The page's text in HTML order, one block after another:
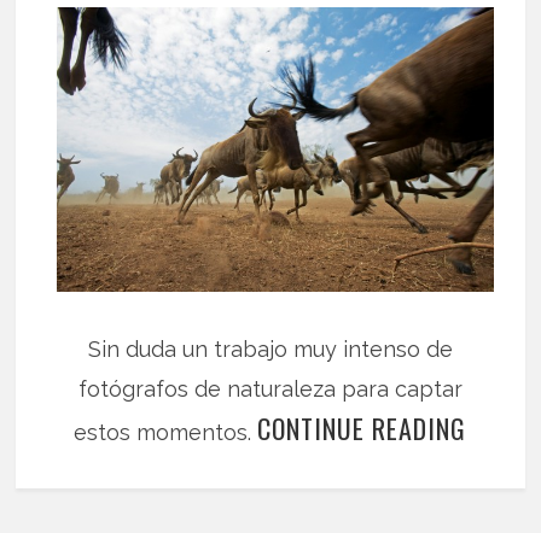
Sin duda un trabajo muy intenso de
fotógrafos de naturaleza para captar
estos momentos. CONTINUE READING